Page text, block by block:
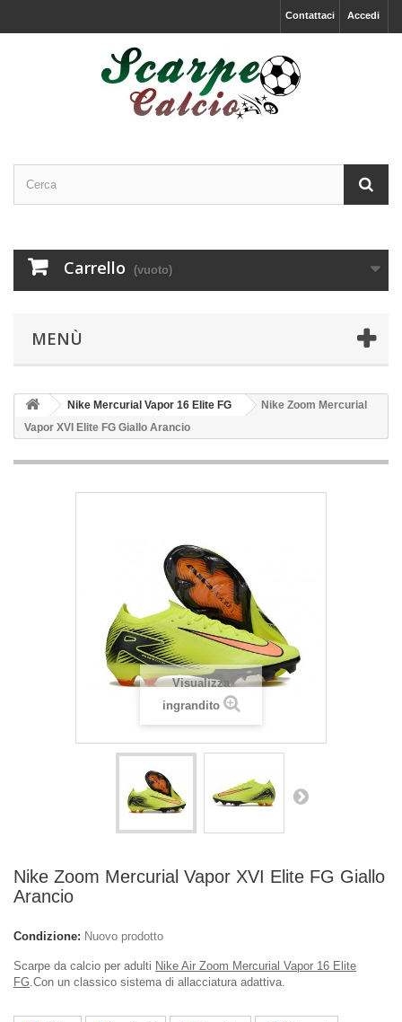
Accedi
Contattaci
Carrello (vuoto)
MENÙ
Nike Mercurial Vapor 16 Elite FG
Nike Zoom Mercurial
Vapor XVI Elite FG Giallo Arancio
Visualizza
ingrandito
Nike Zoom Mercurial Vapor XVI Elite FG Giallo
Arancio
Condizione: Nuovo prodotto
Scarpe da calcio per adulti Nike Air Zoom Mercurial Vapor 16 Elite
FG.Con un classico sistema di allacciatura adattiva.